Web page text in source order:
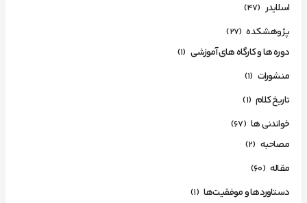
اسلایدر (47)
پژوهشکده (27)
دوره ها و کارگاه های آموزشی (1)
منشورات (1)
تاریخ کلام (1)
خواندنی ها (67)
مصاحبه (2)
مقاله (60)
دستاوردها و موفقیت‌ها (1)